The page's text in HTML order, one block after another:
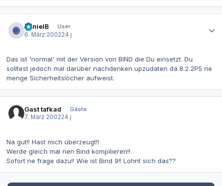
DanielB
User
6. März 200224 j
Das ist 'normal' mit der Version von BIND die Du einsetzt. Du
solltest jedoch mal darüber nachdenken upzudaten da 8.2.2P5 ne
menge Sicherheitslöcher aufweist.
Gast tafkad
Gäste
7. März 200224 j
Na gut!! Hast mich überzeugt!!
Werde gleich mal nen Bind kompilieren!!
Sofort ne frage dazu!! Wie ist Bind 9!! Lohnt sich das??